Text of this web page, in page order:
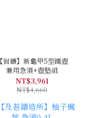
【岩鑄】新龜甲5型鐵壺
兼用急須+壺墊組
NT$3,961
NT$4,660